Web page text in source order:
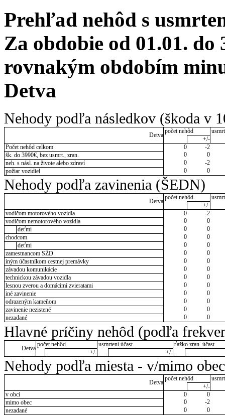
Prehľad nehôd s
Za obdobie od 01.01. do
rovnakým obdobím
Detva
Nehody podľa následkov (škoda v
Detva
počet nehôd
+/-
Počet nehôd celkom
0
-2
šk. do 3990€, bez usmrt., zran.
0
0
neh. s násl. na živote alebo zdraví
0
-2
požiar vozidiel
0 0
Nehody podľa zavinenia (ŠEDN)
Detva
počet nehôd
+/-
vodičom motorového vozidla
0
-2
vodičom nemotorového vozidla
0
0
deťmi
0
0
chodcom
0
0
deťmi
0
0
zamestnancom SŽD
0
0
iným účastníkom cestnej premávky
0
0
závadou komunikácie
0
0
technickou závadou vozidla
0
0
lesnou zverou a domácimi zvieratami
0
0
iné zavinenie
0
0
odrazeným kameňom
0
0
zavinenie nezistené
0
0
nezadané
0 0
Hlavné príčiny nehôd (podľa
Detva
počet nehôd usmrtení účast.
ťažko zran. účast.
+/-
+/-
Nehody podľa miesta - v/mimo obec
Detva
počet nehôd
+/-
v obci
0
0
mimo obec
0
-2
nezadané
0 0